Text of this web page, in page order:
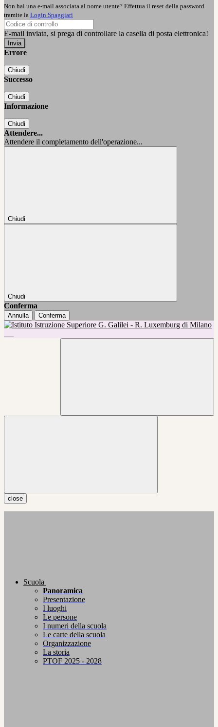
Non hai una e-mail associata al nome utente? Effettua il reset della password
tramite la Login Spaggiari
E-mail inviata, si prega di controllare la casella di posta elettronica!
Errore
Chiudi
Successo
Chiudi
Informazione
Chiudi
Attendere...
Attendere il completamento dell'operazione...
Chiudi
Chiudi
Conferma
Annulla Conferma
close
Scuola
Panoramica
Presentazione
I luoghi
Le persone
I numeri della scuola
Le carte della scuola
Organizzazione
La storia
PTOF 2025 - 2028